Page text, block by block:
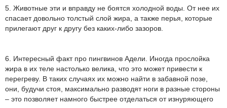
5. Животные эти и вправду не боятся холодной воды. От нее их
спасает довольно толстый слой жира, а также перья, которые
прилегают друг к другу без каких-либо зазоров.
6. Интересный факт про пингвинов Адели. Иногда прослойка
жира в их теле настолько велика, что это может привести к
перегреву. В таких случаях их можно найти в забавной позе,
они, будучи стоя, максимально разводят ноги в разные стороны
– это позволяет намного быстрее отделаться от изнуряющего